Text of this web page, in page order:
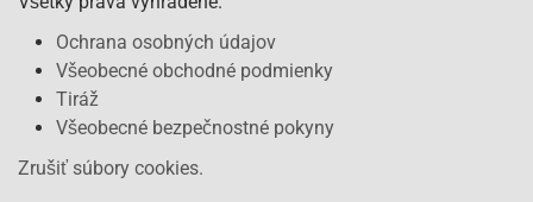
Ochrana osobných údajov
Všeobecné obchodné podmienky
Tiráž
Všeobecné bezpečnostné pokyny
Zrušiť súbory cookies.